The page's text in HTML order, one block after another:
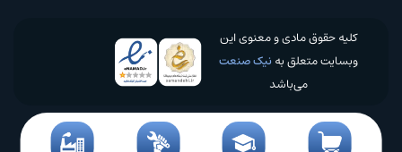
کلیه حقوق مادی و معنوی این
وبسایت متعلق بهنیک صنعت
می‌باشد